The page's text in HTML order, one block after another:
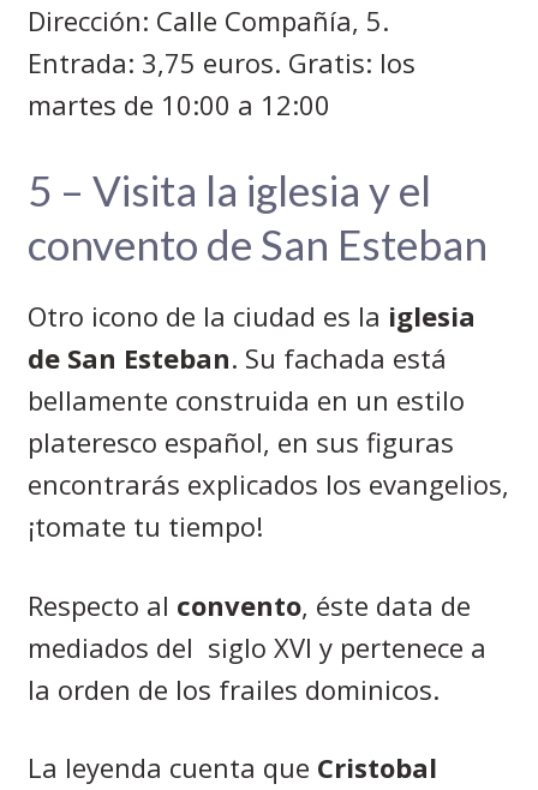
Dirección: Calle Compañía, 5.
Entrada: 3,75 euros. Gratis: los
martes de 10:00 a 12:00
5 – Visita la iglesia y el
convento de San Esteban
Otro icono de la ciudad es la iglesia
de San Esteban. Su fachada está
bellamente construida en un estilo
plateresco español, en sus figuras
encontrarás explicados los evangelios,
¡tomate tu tiempo!
Respecto al convento, éste data de
mediados del siglo XVI y pertenece a
la orden de los frailes dominicos.
La leyenda cuenta que Cristobal